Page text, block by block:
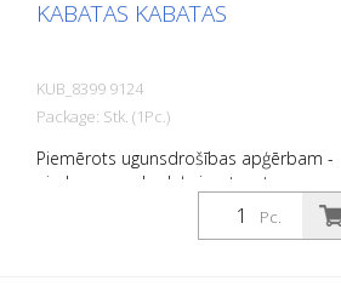
KABATAS KABATAS
KUB_8399 9124
Package: Stk. (1Pc.)
Piemērots ugunsdrošības apģērbam -
aizdare un gala daļa izgatavotas no
poliamīda 6.6 - izturīgs pret liesmām -
Platums: 38 mm - Elastība mehāniskās
Pc.